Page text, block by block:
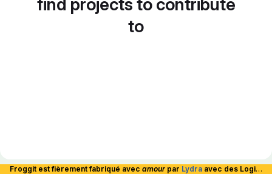
find projects to contribute
to
Froggit est fièrement fabriqué avec amour par Lydra avec des Logiciels Libres et hébergé en